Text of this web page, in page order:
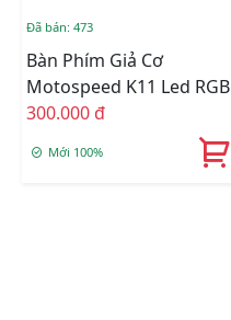
Đã bán: 473
Bàn Phím Giả Cơ
Motospeed K11 Led RGB
300.000 đ
Mới 100%